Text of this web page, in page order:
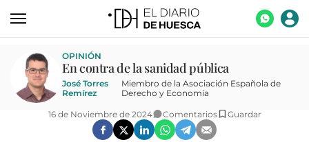
ACTUALIDAD
ECONOMÍA
TECNOLOGÍA
OPINIÓN
En contra de la sanidad pública
José Torres
Remírez
Miembro de la Asociación Española de
Derecho y Economía
16 de Noviembre de 2024 Comentarios Guardar